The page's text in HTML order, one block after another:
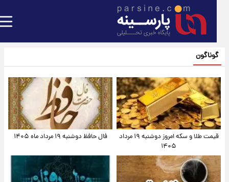
گوناگون
قیمت طلا و سکه امروز دوشنبه ۱۹ مرداد
۱۴۰۵
فال حافظ دوشنبه ۱۹ مرداد ماه ۱۴۰۵